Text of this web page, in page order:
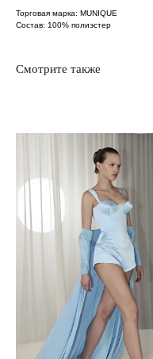
Торговая марка: MUNIQUE
Состав: 100% полиэстер
Смотрите также